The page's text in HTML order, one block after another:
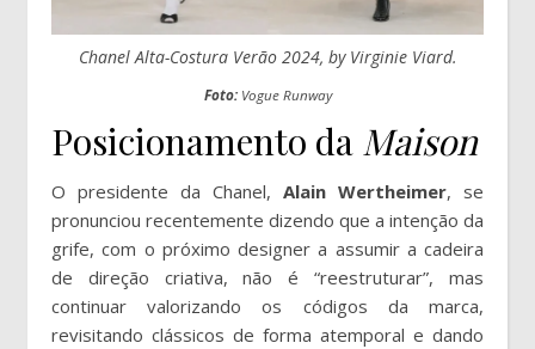
Chanel Alta-Costura Verão 2024, by Virginie Viard.
Foto:Vogue Runway
Posicionamento da Maison
O presidente da Chanel, Alain Wertheimer, se
pronunciou recentemente dizendo que a intenção da
grife, com o próximo designer a assumir a cadeira
de direção criativa, não é “reestruturar”, mas
continuar valorizando os códigos da marca,
revisitando clássicos de forma atemporal e dando